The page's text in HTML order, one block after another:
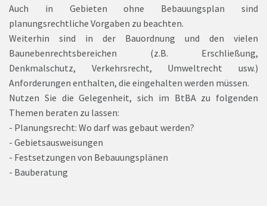
Auch in Gebieten ohne Bebauungsplan sind
planungsrechtliche Vorgaben zu beachten.
Weiterhin sind in der Bauordnung und den vielen
Baunebenrechtsbereichen (z.B. Erschließung,
Denkmalschutz, Verkehrsrecht, Umweltrecht usw.)
Anforderungen enthalten, die eingehalten werden müssen.
Nutzen Sie die Gelegenheit, sich im BtBA zu folgenden
Themen beraten zu lassen:
- Planungsrecht: Wo darf was gebaut werden?
- Gebietsausweisungen
- Festsetzungen von Bebauungsplänen
- Bauberatung